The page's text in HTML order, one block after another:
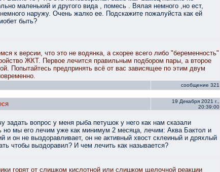
маленький и другого вида , помесь . Вялая немного ,но ест,
наружу. Очень жалко ее. Подскажите пожалуйста как ей
быть?
к версии, что это не водянка, а скорее всего либо "беременность"
ЖКТ. Первое лечится правильным подбором пары, а второе
Попытайтесь предпринять всё от вас зависящее по этим двум
сообщение 321
19 Декабря 2021 г.,
20:39:00
задать вопрос у меня рыба петушок у него как нам сказали
но мы его лечим уже как минимум 2 месяца, лечим: Аква Бактол и
и он не выздоравливает, он не активный хвост склеиный и дряхлый
чтобы выздоравил? И чем лечить как называется?
горят от слишком кислотной или слишком щелочной реакции